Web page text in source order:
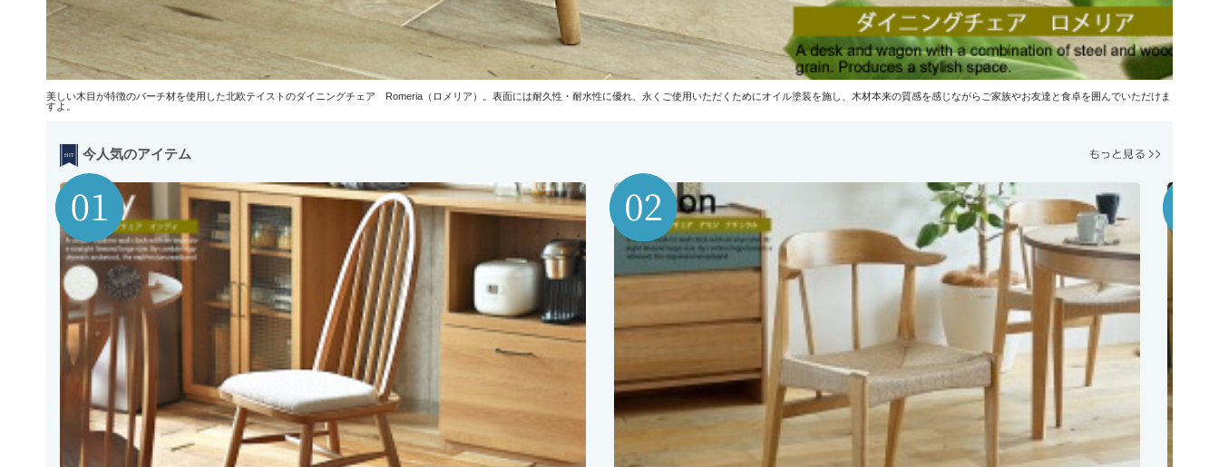
美しい木目が特徴のバーチ材を使用した北欧テイストのダイニングチェア Romeria（ロメリア）。表面には耐久性・耐水性に優れ、永くご使用いただくためにオイル塗装を施し、木材本来の質感を感じながらご家族やお友達と食卓を囲んでいただけま
すよ。
今人気のアイテム